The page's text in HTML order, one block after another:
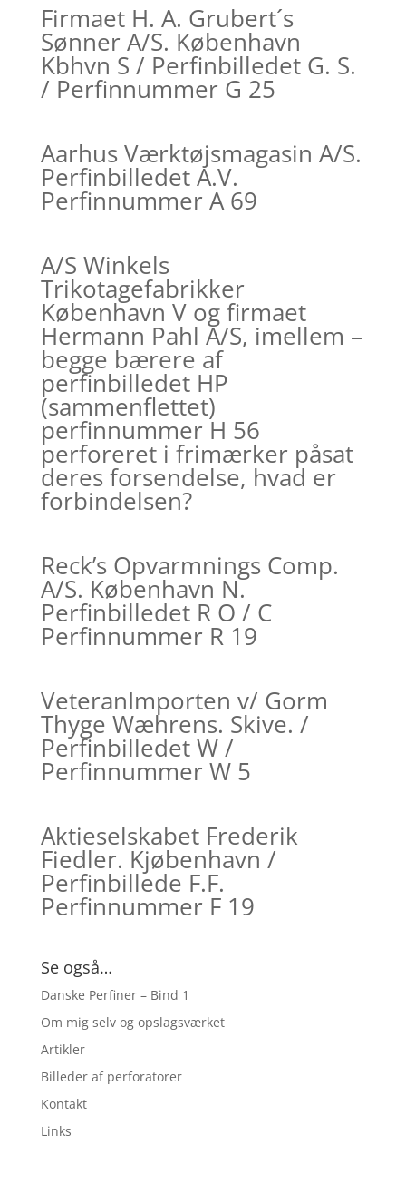
Firmaet H. A. Grubert´s
Sønner A/S. København
Kbhvn S / Perfinbilledet G. S.
/ Perfinnummer G 25
Aarhus Værktøjsmagasin A/S.
Perfinbilledet A.V.
Perfinnummer A 69
A/S Winkels
Trikotagefabrikker
København V og firmaet
Hermann Pahl A/S, imellem –
begge bærere af
perfinbilledet HP
(sammenflettet)
perfinnummer H 56
perforeret i frimærker påsat
deres forsendelse, hvad er
forbindelsen?
Reck’s Opvarmnings Comp.
A/S. København N.
Perfinbilledet R O / C
Perfinnummer R 19
VeteranImporten v/ Gorm
Thyge Wæhrens. Skive. /
Perfinbilledet W /
Perfinnummer W 5
Aktieselskabet Frederik
Fiedler. Kjøbenhavn /
Perfinbillede F.F.
Perfinnummer F 19
Se også…
Danske Perfiner – Bind 1
Om mig selv og opslagsværket
Artikler
Billeder af perforatorer
Kontakt
Links